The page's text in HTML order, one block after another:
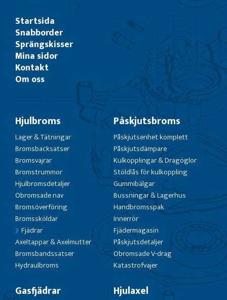
Startsida
Snabborder
Sprängskisser
Mina sidor
Kontakt
Om oss
Hjulbroms
Lager & Tätningar
Bromsbacksatser
Bromsvajrar
Bromstrummor
Hjulbromsdetaljer
Obromsade nav
Bromsöverföring
Bromssköldar
Fjädrar
Axeltappar & Axelmutter
Bromsbandssatser
Hydraulbroms
Påskjutsbroms
Påskjutsenhet komplett
Påskjutsdämpare
Kulkopplingar & Dragöglor
Stöldlås för kulkoppling
Gummibälgar
Bussningar & Lagerhus
Handbromsspak
Innerrör
Fjädermagasin
Påskjutsdetaljer
Obromsade V-drag
Katastrofvajer
Gasfjädrar Hjulaxel